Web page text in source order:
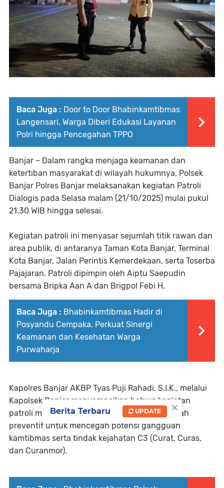
Baca Juga : Door to Door Bhabinkamtibmas
Langensari, Warga Diberi Edukasi Layanan
Polri hingga Pencegahan TPPO
Banjar – Dalam rangka menjaga keamanan dan
ketertiban masyarakat di wilayah hukumnya, Polsek
Banjar Polres Banjar melaksanakan kegiatan Patroli
Dialogis pada Selasa malam (21/10/2025) mulai pukul
21.30 WIB hingga selesai.
Kegiatan patroli ini menyasar sejumlah titik rawan dan
area publik, di antaranya Taman Kota Banjar, Terminal
Kota Banjar, Jalan Perintis Kemerdekaan, serta Toserba
Pajajaran. Patroli dipimpin oleh Aiptu Saepudin
bersama Bripka Aan A dan Brigpol Febi H.
Baca Juga : Bhabinkamtibmas Hadir di
Posyandu Cempaka, Perkuat Sinergi
Keamanan dan Kesehatan Warga
Purwaharja
Kapolres Banjar AKBP Tyas Puji Rahadi, S.I.K., melalui
Kapolsek Banjar menyampaikan bahwa kegiatan
patroli malam hari ini dilakukan sebagai langkah
preventif untuk mencegah potensi gangguan
kamtibmas serta tindak kejahatan C3 (Curat, Curas,
dan Curanmor).
×
Berita Terbaru UPDATE